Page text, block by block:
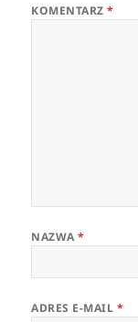
KOMENTARZ*
NAZWA*
ADRES E-MAIL *